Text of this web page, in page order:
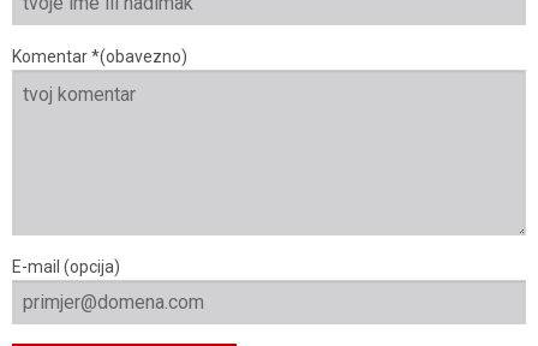
Komentar *(obavezno)
E-mail (opcija)